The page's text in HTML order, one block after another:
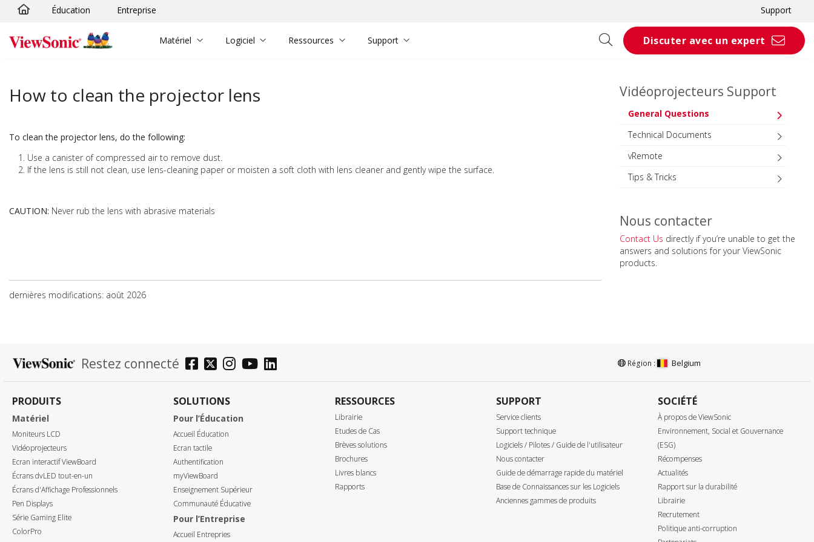
Passer au contenu principal
Éducation Entreprise Support
Matériel Logiciel Ressources Support Discuter avec un expert
How to clean the projector lens
To clean the projector lens, do the following:
Use a canister of compressed air to remove dust.
If the lens is still not clean, use lens-cleaning paper or moisten a soft cloth with lens cleaner and gently wipe the surface.
CAUTION: Never rub the lens with abrasive materials
dernières modifications: août 2026
Vidéoprojecteurs Support
General Questions
Technical Documents
vRemote
Tips & Tricks
Nous contacter
Contact Us directly if you’re unable to get the
answers and solutions for your ViewSonic
products.
Restez connecté Région : Belgium
PRODUITS
Matériel
Moniteurs LCD
Vidéoprojecteurs
Ecran interactif ViewBoard
Écrans dvLED tout-en-un
Écrans d'Affichage Professionnels
Pen Displays
Série Gaming Elite
ColorPro
SOLUTIONS
Pour l’Éducation
Accueil Éducation
Ecran tactile
Authentification
myViewBoard
Enseignement Supérieur
Communauté Éducative
Pour l’Entreprise
Accueil Entrepries
RESSOURCES
Librairie
Etudes de Cas
Brèves solutions
Brochures
Livres blancs
Rapports
SUPPORT
Service clients
Support technique
Logiciels / Pilotes / Guide de l'utilisateur
Nous contacter
Guide de démarrage rapide du matériel
Base de Connaissances sur les Logiciels
Anciennes gammes de produits
SOCIÉTÉ
À propos de ViewSonic
Environnement, Social et Gouvernance
(ESG)
Récompenses
Actualités
Rapport sur la durabilité
Librairie
Recrutement
Politique anti-corruption